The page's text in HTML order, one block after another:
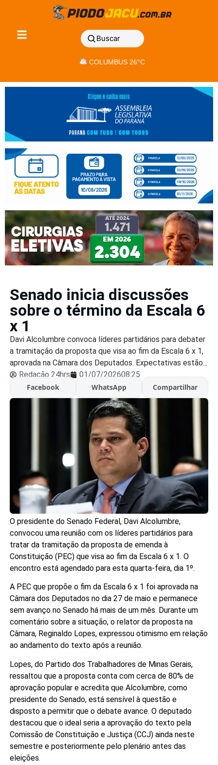
Buscar
COLUMBUS 26°C
Senado inicia discussões
sobre o término da Escala 6
x 1
Davi Alcolumbre convoca líderes partidários para debater
a tramitação da proposta que visa ao fim da Escala 6 x 1,
aprovada na Câmara dos Deputados. Expectativas estão...
Redação 24hrs
01/07/202608:25
Facebook
WhatsApp Compartilhar
O presidente do Senado Federal, Davi Alcolumbre,
convocou uma reunião com os líderes partidários para
tratar da tramitação da proposta de emenda à
Constituição (PEC) que visa ao fim da Escala 6 x 1. O
encontro está agendado para esta quarta-feira, dia 1º.
A PEC que propõe o fim da Escala 6 x 1 foi aprovada na
Câmara dos Deputados no dia 27 de maio e permanece
sem avanço no Senado há mais de um mês. Durante um
comentário sobre a situação, o relator da proposta na
Câmara, Reginaldo Lopes, expressou otimismo em relação
ao andamento do texto após a reunião.
Lopes, do Partido dos Trabalhadores de Minas Gerais,
ressaltou que a proposta conta com cerca de 80% de
aprovação popular e acredita que Alcolumbre, como
presidente do Senado, está sensível à questão e
disposto a permitir que o debate avance. O deputado
destacou que o ideal seria a aprovação do texto pela
Comissão de Constituição e Justiça (CCJ) ainda neste
semestre e posteriormente pelo plenário antes das
eleições.